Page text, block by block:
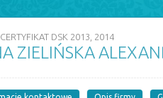
DSK 2013, 2014
ZIELIŃSKA